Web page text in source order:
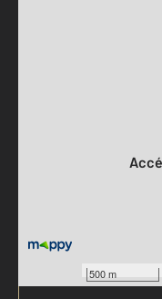
500 m